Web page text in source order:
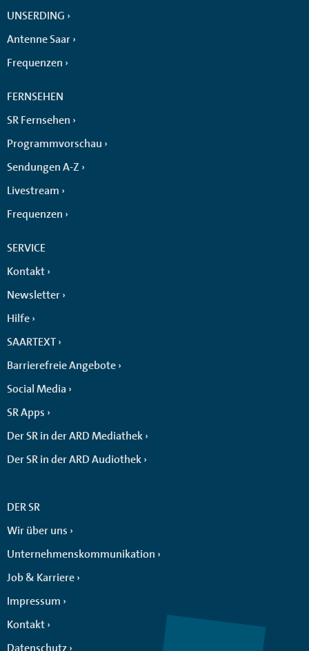
UNSERDING
Antenne Saar
Frequenzen
FERNSEHEN
SR Fernsehen
Programmvorschau
Sendungen A-Z
Livestream
Frequenzen
SERVICE
Kontakt
Newsletter
Hilfe
SAARTEXT
Barrierefreie Angebote
Social Media
SR Apps
Der SR in der ARD Mediathek
Der SR in der ARD Audiothek
DER SR
Wir über uns
Unternehmenskommunikation
Job & Karriere
Impressum
Kontakt
Datenschutz